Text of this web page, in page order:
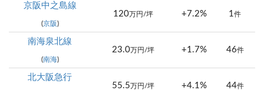
京阪中之島線
(京阪 )
120 万円/坪 +7.2% 1件
南海泉北線
(南海)
23.0 万円/坪 +1.7% 46件
北大阪急行
55.5 万円/坪 +4.1% 44件